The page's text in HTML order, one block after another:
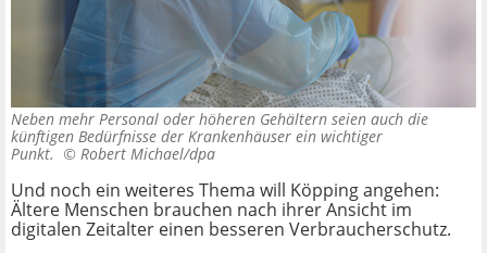
Neben mehr Personal oder höheren Gehältern seien auch die
künftigen Bedürfnisse der Krankenhäuser ein wichtiger
Punkt. © Robert Michael/dpa
Und noch ein weiteres Thema will Köpping angehen:
Ältere Menschen brauchen nach ihrer Ansicht im
digitalen Zeitalter einen besseren Verbraucherschutz.